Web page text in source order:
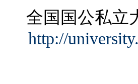
全国国公私
http://